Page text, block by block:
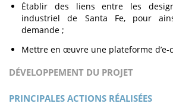
Établir des liens entre les
industriel de Santa Fe, pour
demande ;
Mettre en œuvre une plateforme d’e-
DÉVELOPPEMENT DU PROJET
PRINCIPALES ACTIONS RÉALISÉES